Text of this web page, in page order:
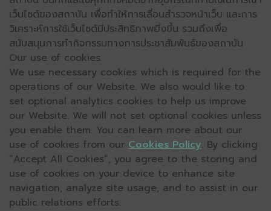
เว็บไซต์ของสถาบัน เพื่อทำให้การเลื่อนสำรวจหน้าเว็บ และการ
วิเคราะห์การใช้เว็บไซต์มีประสิทธิภาพยิ่งขึ้น รวมถึงเพื่อ
สนับสนุนการทำกิจกรรมทางการประชาสัมพันธ์ของสถาบัน
Our use of cookies
We use necessary cookies which is required for the
operations of our Website. We also would like to
set optional analytics cookies to help us improve
our Website. We will not set optional cookies unless
you enable them. You can learn more about our
use of cookies from our Cookies Policy. By clicking
“Accept All Cookies”, you agree to the storing and
use of cookies on your device to enhance site
navigation, analyze site usage, and to assist in our
public relations efforts.